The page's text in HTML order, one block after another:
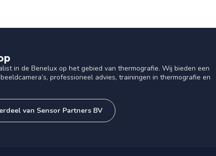
in de Benelux op het gebied van thermografie. Wij bieden een
professioneel advies, trainingen in thermografie en
van Sensor Partners BV